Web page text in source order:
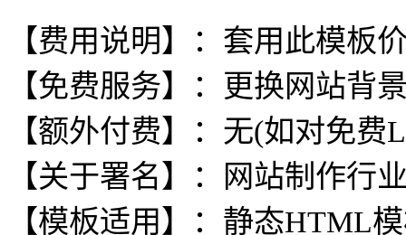
【费用说明】：套用此模板
【免费服务】：更换网站背
【额外付费】：无(如对免
【关于署名】：网站制作行
【模板适用】：静态HTML